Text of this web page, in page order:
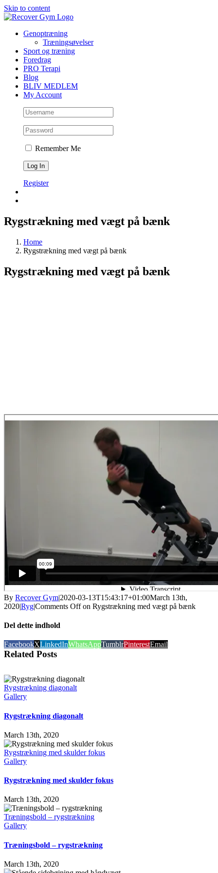
Skip to content
Genoptræning
Træningsøvelser
Sport og træning
Foredrag
PRO Terapi
Blog
BLIV MEDLEM
My Account
Remember Me
Register
Rygstrækning med vægt på bænk
Home
Rygstrækning med vægt på bænk
Rygstrækning med vægt på bænk
By Recover Gym|2020-03-13T15:43:17+01:00March 13th,
2020|Ryg|Comments Offon Rygstrækning med vægt på bænk
Del dette indhold
FacebookXLinkedInWhatsAppTumblrPinterestEmail
Related Posts
Rygstrækning diagonalt
Gallery
Rygstrækning diagonalt
March 13th, 2020
Rygstrækning med skulder fokus
Gallery
Rygstrækning med skulder fokus
March 13th, 2020
Træningsbold – rygstrækning
Gallery
Træningsbold – rygstrækning
March 13th, 2020